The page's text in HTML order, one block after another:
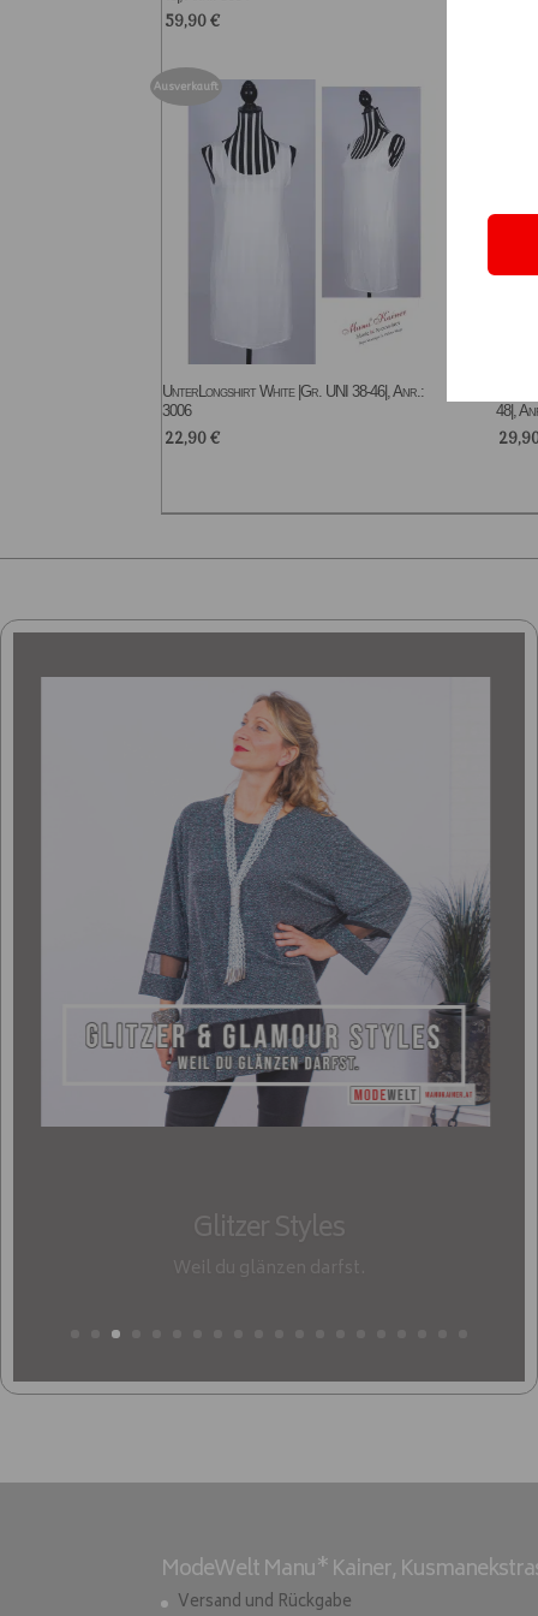
59,90€
Ausverkauft
UnterLongshirt White |Gr. UNI 38-46|, Anr.:
3006
22,90€
48|,
Glitzer Styles
Weil du glänzen darfst.
ModeWelt Manu* Kainer,
Versand und Rückgabe